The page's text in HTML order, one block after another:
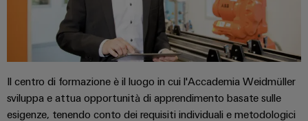
Soluzioni
di
connettività
innovative
per
Energia
tradizionale
Automazione
industriale
IoT
industriale
Sicurezza
misura
Alimentatori
Custodie
per
componenti
ordinamento
digitali
eShop
Interfaccia
OCI
Fiere
mondiali
ed
eventi
Il centro di formazione è il luogo in cui l'Accademia Weidmüller
sviluppa e attua opportunità di apprendimento basate sulle
esigenze, tenendo conto dei requisiti individuali e metodologici